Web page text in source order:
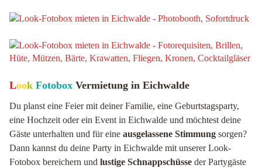
Look Fotobox Vermietung in Eichwalde
Du planst eine Feier mit deiner Familie, eine Geburtstagsparty,
eine Hochzeit oder ein Event in Eichwalde und möchtest deine
Gäste unterhalten und für eine ausgelassene Stimmung sorgen?
Dann kannst du deine Party in Eichwalde mit unserer Look-
Fotobox bereichern und lustige Schnappschüsse der Partygäste